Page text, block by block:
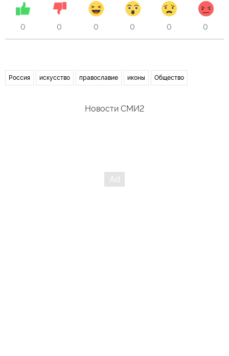
0 0 0 0 0 0
Россия искусство православие иконы Общество
Новости СМИ2